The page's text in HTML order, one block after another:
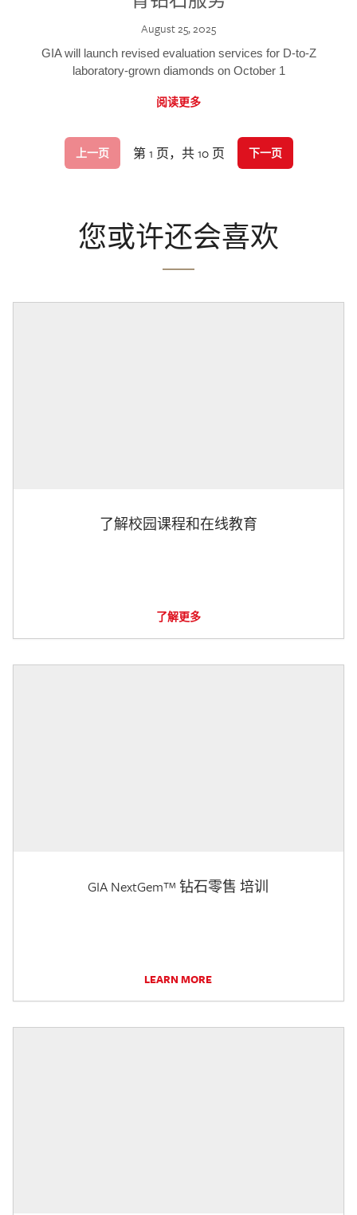
August 25, 2025
GIA will launch revised evaluation services for D-to-Z
laboratory-grown diamonds on October 1
阅读更多
上一页 第 1 页，共 10 页 下一页
您或许还会喜欢
了解校园课程和在线教育
了解更多
GIA NextGem™ 钻石零售 培训
LEARN MORE